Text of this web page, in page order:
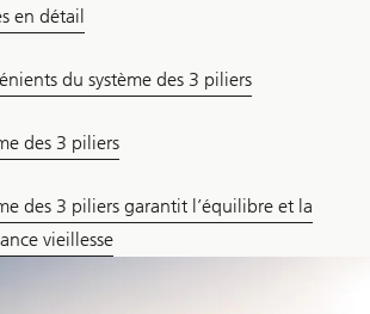
en détail
du système des 3 piliers
des 3 piliers
des 3 piliers garantit l’équilibre et la
vieillesse